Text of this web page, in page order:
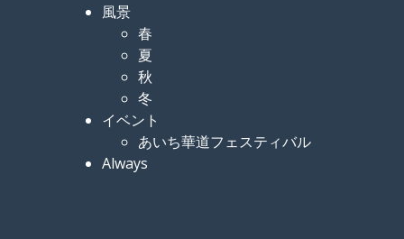
風景
春
夏
秋
冬
イベント
あいち華道フェスティバル
Always